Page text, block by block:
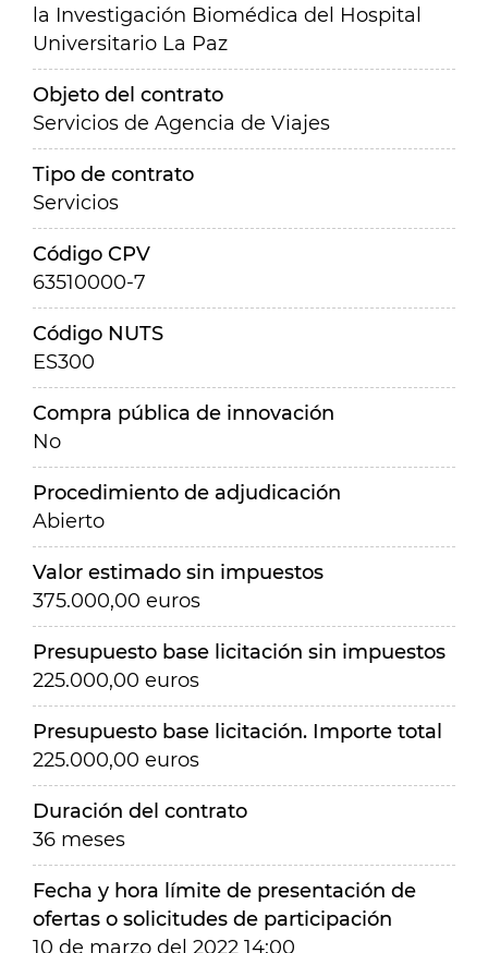
la Investigación Biomédica del Hospital
Universitario La Paz
Objeto del contrato
Servicios de Agencia de Viajes
Tipo de contrato
Servicios
Código CPV
63510000-7
Código NUTS
ES300
Compra pública de innovación
No
Procedimiento de adjudicación
Abierto
Valor estimado sin impuestos
375.000,00 euros
Presupuesto base licitación sin impuestos
225.000,00 euros
Presupuesto base licitación. Importe total
225.000,00 euros
Duración del contrato
36 meses
Fecha y hora límite de presentación de
ofertas o solicitudes de participación
10 de marzo del 2022 14:00